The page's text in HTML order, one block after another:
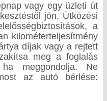
vagy egy üzleti út
jön. Ütközési
a
kilométerteljesítmény
díjak vagy a rejtett
meg a foglalás
meggondolja. Ne
az autó bérlése: